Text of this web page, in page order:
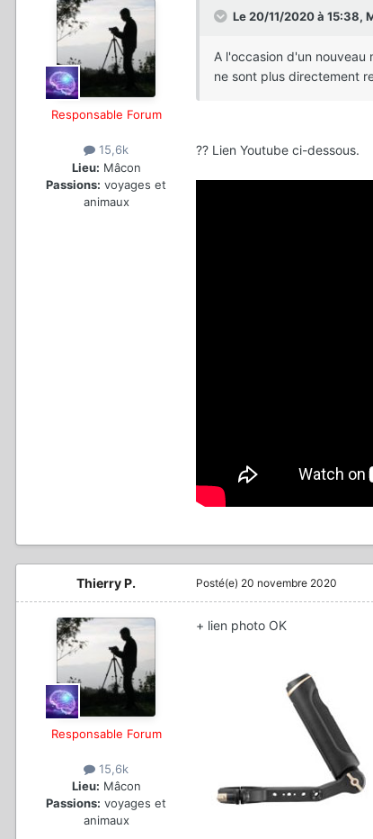
Responsable Forum
15,6k
Lieu: Mâcon
Passions: voyages et
animaux
Le 20/11/2020 à 15:38,
A l'occasion d'un nouveau
ne sont plus directement
?? Lien Youtube ci-dessous.
Thierry P.
Responsable Forum
15,6k
Lieu: Mâcon
Passions: voyages et
animaux
Posté(e) 20 novembre 2020
+ lien photo OK